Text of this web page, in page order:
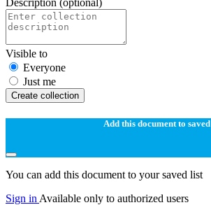
Visible to
Everyone
Just me
Create collection
Add this document to saved
You can add this document to your saved list
Sign in Available only to authorized users